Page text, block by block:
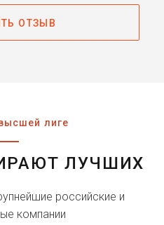
ОТЗЫВ
лиге
ЛУЧШИХ
российские и
компании